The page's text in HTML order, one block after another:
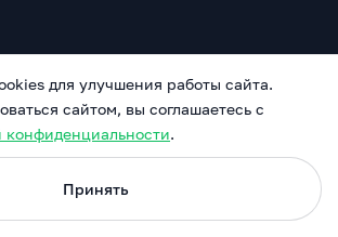
обработки персональных данных
для улучшения работы сайта.
сайтом, вы соглашаетесь с
конфиденциальности.
Принять